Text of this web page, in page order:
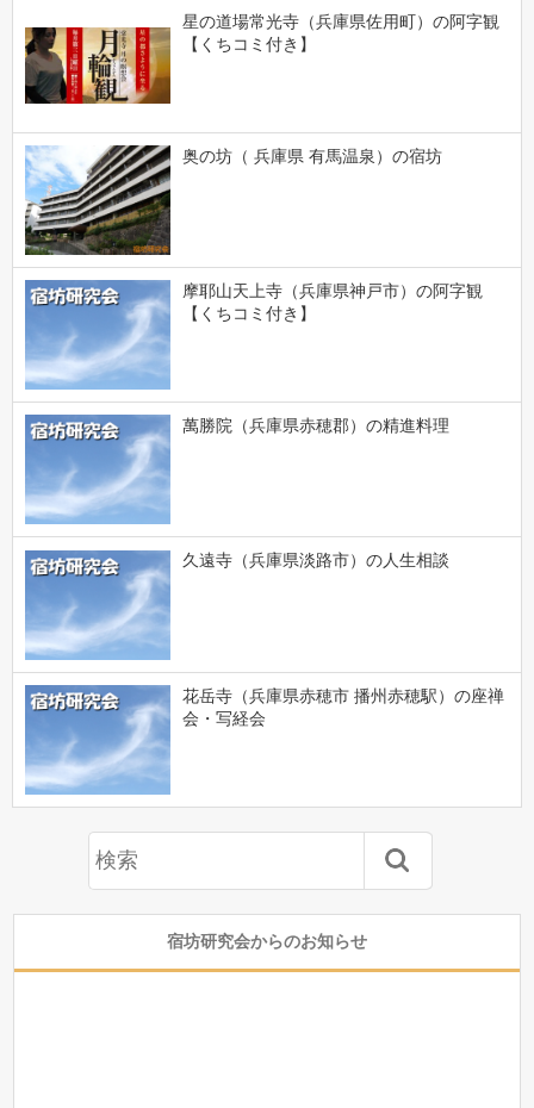
星の道場常光寺（兵庫県佐用町）の阿字観
【くちコミ付き】
奥の坊（ 兵庫県 有馬温泉）の宿坊
摩耶山天上寺（兵庫県神戸市）の阿字観
【くちコミ付き】
萬勝院（兵庫県赤穂郡）の精進料理
久遠寺（兵庫県淡路市）の人生相談
花岳寺（兵庫県赤穂市 播州赤穂駅）の座禅
会・写経会
宿坊研究会からのお知らせ